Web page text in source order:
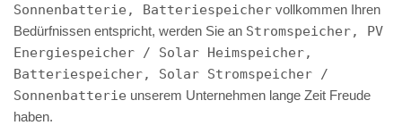
Sonnenbatterie, Batteriespeicher vollkommen Ihren
Bedürfnissen entspricht, werden Sie an Stromspeicher, PV
Energiespeicher / Solar Heimspeicher,
Batteriespeicher, Solar Stromspeicher /
Sonnenbatterie unserem Unternehmen lange Zeit Freude
haben.